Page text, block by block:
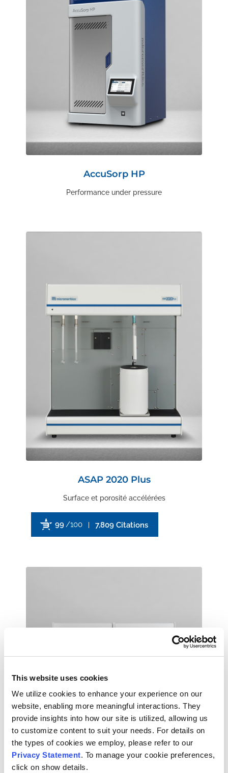
This website uses cookies
We utilize cookies to enhance your experience on our
website, enabling more meaningful interactions. They
provide insights into how our site is utilized, allowing us
to customize content to suit your needs. For details on
the types of cookies we employ, please refer to our
Privacy Statement. To manage your cookie preferences,
click on show details.
AccuSorp HP
Performance under pressure
ASAP 2020 Plus
Surface et porosité accélérées
99/100 7,809 Citations